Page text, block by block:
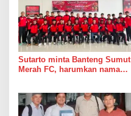
Sutarto minta Banteng Sumut
Merah FC, harumkan nama